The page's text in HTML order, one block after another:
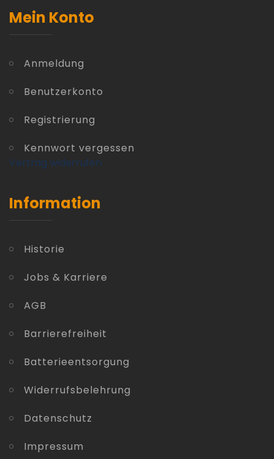
Mein Konto
Anmeldung
Benutzerkonto
Registrierung
Kennwort vergessen
Vertrag widerrufen
Information
Historie
Jobs & Karriere
AGB
Barrierefreiheit
Batterieentsorgung
Widerrufsbelehrung
Datenschutz
Impressum